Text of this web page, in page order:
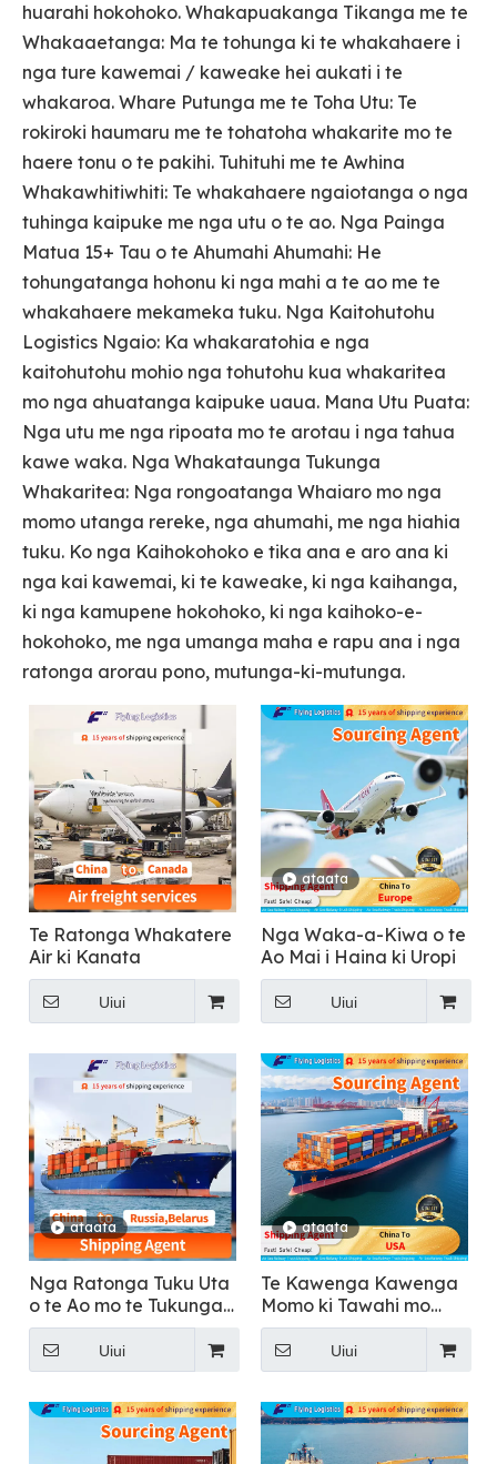
huarahi hokohoko. Whakapuakanga Tikanga me te
Whakaaetanga: Ma te tohunga ki te whakahaere i
nga ture kawemai / kaweake hei aukati i te
whakaroa. Whare Putunga me te Toha Utu: Te
rokiroki haumaru me te tohatoha whakarite mo te
haere tonu o te pakihi. Tuhituhi me te Awhina
Whakawhitiwhiti: Te whakahaere ngaiotanga o nga
tuhinga kaipuke me nga utu o te ao. Nga Painga
Matua 15+ Tau o te Ahumahi Ahumahi: He
tohungatanga hohonu ki nga mahi a te ao me te
whakahaere mekameka tuku. Nga Kaitohutohu
Logistics Ngaio: Ka whakaratohia e nga
kaitohutohu mohio nga tohutohu kua whakaritea
mo nga ahuatanga kaipuke uaua. Mana Utu Puata:
Nga utu me nga ripoata mo te arotau i nga tahua
kawe waka. Nga Whakataunga Tukunga
Whakaritea: Nga rongoatanga Whaiaro mo nga
momo utanga rereke, nga ahumahi, me nga hiahia
tuku. Ko nga Kaihokohoko e tika ana e aro ana ki
nga kai kawemai, ki te kaweake, ki nga kaihanga,
ki nga kamupene hokohoko, ki nga kaihoko-e-
hokohoko, me nga umanga maha e rapu ana i nga
ratonga arorau pono, mutunga-ki-mutunga.
Te Ratonga Whakatere
Air ki Kanata
Uiui
ataata
Nga Waka-a-Kiwa o te
Ao Mai i Haina ki Uropi
Uiui
ataata
Nga Ratonga Tuku Uta
o te Ao mo te Tukunga
Uta Whanui Ki Ruhia
Uiui
ataata
Te Kawenga Kawenga
Momo ki Tawahi mo
nga Taonga Mai i
Haina ki Amerika
Uiui